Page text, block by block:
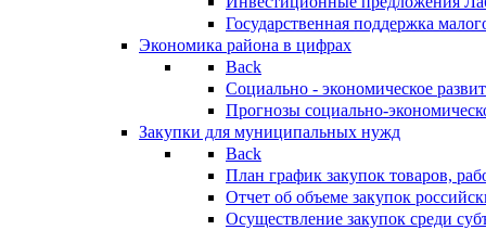
Государственная поддержка
Экономика района в цифрах
Back
Социально - экономическое
Прогнозы социально-
Закупки для муниципальных нужд
Back
План график закупок товаров,
Отчет об объеме закупок
Осуществление закупок среди